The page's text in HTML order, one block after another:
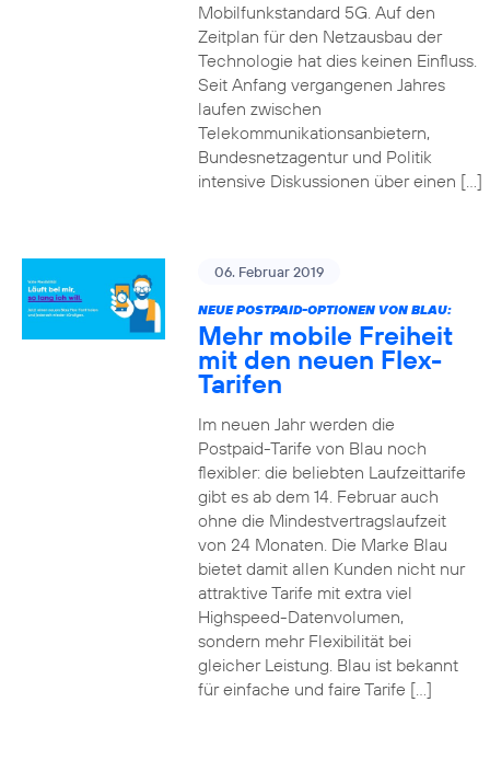
Mobilfunkstandard 5G. Auf den
Zeitplan für den Netzausbau der
Technologie hat dies keinen Einfluss.
Seit Anfang vergangenen Jahres
laufen zwischen
Telekommunikationsanbietern,
Bundesnetzagentur und Politik
intensive Diskussionen über einen […]
06. Februar 2019
NEUE POSTPAID-OPTIONEN VON BLAU:
Mehr mobile Freiheit
mit den neuen Flex-
Tarifen
Im neuen Jahr werden die
Postpaid-Tarife von Blau noch
flexibler: die beliebten Laufzeittarife
gibt es ab dem 14. Februar auch
ohne die Mindestvertragslaufzeit
von 24 Monaten. Die Marke Blau
bietet damit allen Kunden nicht nur
attraktive Tarife mit extra viel
Highspeed-Datenvolumen,
sondern mehr Flexibilität bei
gleicher Leistung. Blau ist bekannt
für einfache und faire Tarife […]